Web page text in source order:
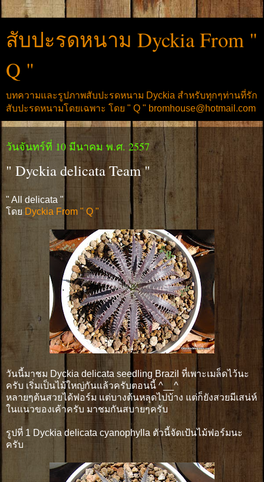
สับปะรดหนาม Dyckia From "
Q "
บทความและรูปภาพสับปะรดหนาม Dyckia สำหรับทุกๆท่านที่รัก
สับปะรดหนามโดยเฉพาะ โดย " Q " bromhouse@hotmail.com
วันจันทร์ที่ 10 มีนาคม พ.ศ. 2557
" Dyckia delicata Team "
" All delicata "
โดย Dyckia From " Q "
วันนี้มาชม Dyckia delicata seedling Brazil ที่เพาะเมล็ดไว้นะ
ครับ เริ่มเป็นไม้ใหญ่กันแล้วครับตอนนี้ ^__^
หลายๆต้นสวยได้ฟอร์ม แต่บางต้นหลุดไปบ้าง แต่ก็ยังสวยมีเสน่ห์
ในแนวของเค้าครับ มาชมกันสบายๆครับ
รูปที่ 1 Dyckia delicata cyanophylla ตัวนี้จัดเป้นไม้ฟอร์มนะ
ครับ